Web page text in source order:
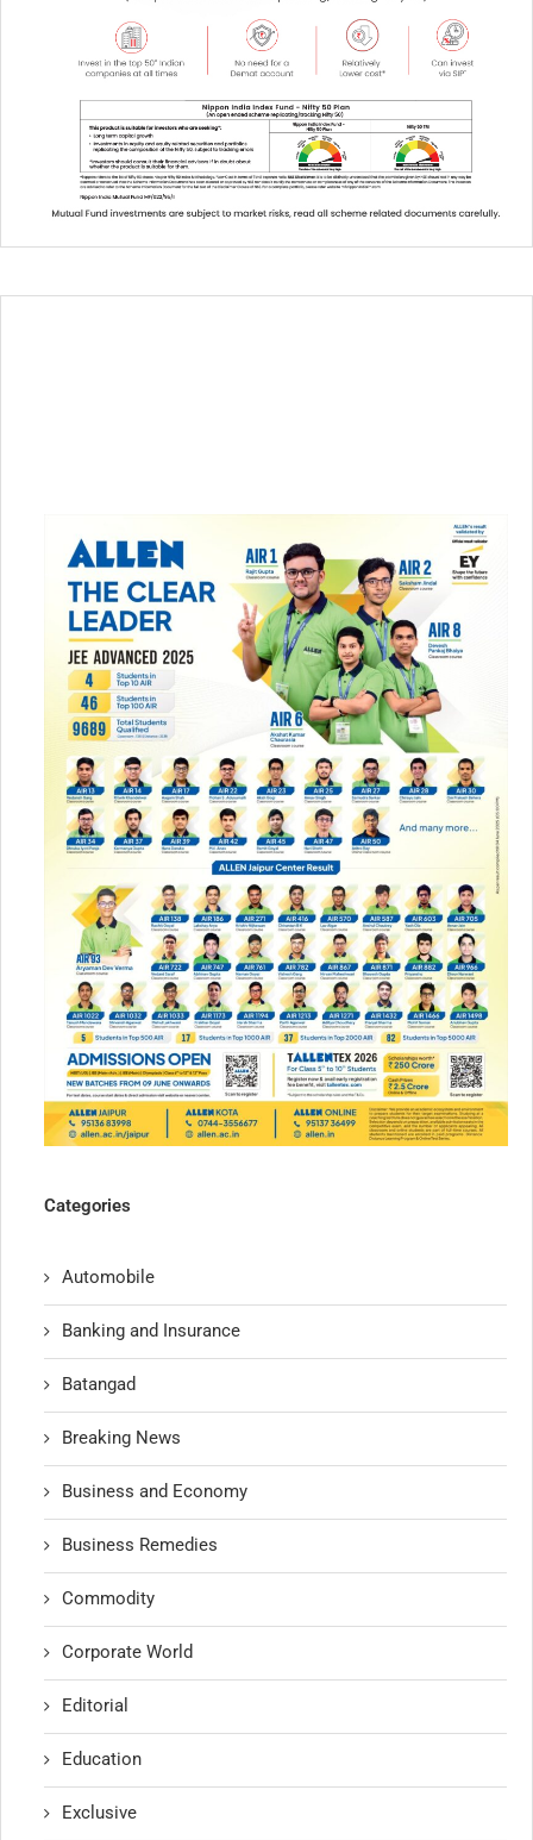
Categories
Automobile
Banking and Insurance
Batangad
Breaking News
Business and Economy
Business Remedies
Commodity
Corporate World
Editorial
Education
Exclusive